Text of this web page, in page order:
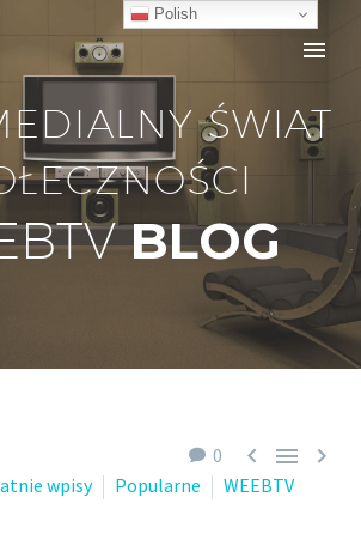
ŚWIAT
BLOG
0   
wpisy Popularne
WEEBTV
Polish